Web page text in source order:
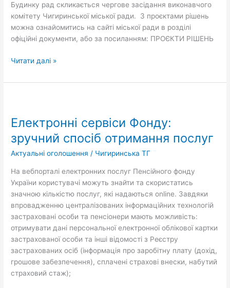
Будинку рад скликається чергове засідання виконавчого
комітету Чигиринської міської ради. З проєктами рішень
можна ознайомитись на сайті міської ради в розділі
офіційні документи, або за посиланням: ПРОЄКТИ РІШЕНЬ
Читати далі »
Електронні сервіси Фонду:
зручний спосіб отримання послуг
Актуальні оголошення / Чигиринська ТГ
На вебпорталі електронних послуг Пенсійного фонду
України користувачі можуть знайти та скористатись
значною кількістю послуг, які надаються online. Завдяки
впровадженню централізованих інформаційних технологій
застраховані особи та пенсіонери мають можливість:
отримувати дані персональної електронної облікової картки
застрахованої особи та інші відомості з Реєстру
застрахованих осіб (інформація про заробітну плату (дохід,
грошове забезпечення), сплачені страхові внески, набутий
страховий стаж);
Фонду:
спосіб
отримання